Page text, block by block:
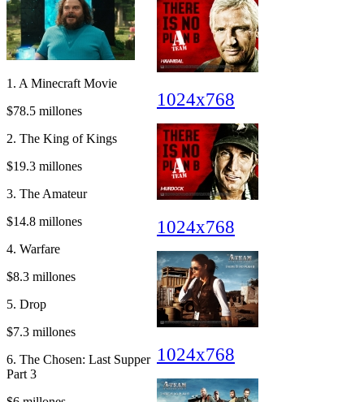
1. A Minecraft Movie
$78.5 millones
2. The King of Kings
$19.3 millones
3. The Amateur
$14.8 millones
4. Warfare
$8.3 millones
5. Drop
$7.3 millones
6. The Chosen: Last Supper
Part 3
1024x768
1024x768
1024x768